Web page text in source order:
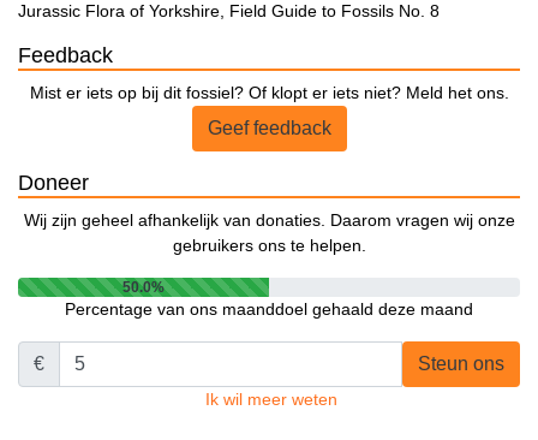
Jurassic Flora of Yorkshire, Field Guide to Fossils No. 8
Feedback
Mist er iets op bij dit fossiel? Of klopt er iets niet? Meld het ons.
Geef feedback
Doneer
Wij zijn geheel afhankelijk van donaties. Daarom vragen wij onze
gebruikers ons te helpen.
50.0%
Percentage van ons maanddoel gehaald deze maand
€ Steun ons
Ik wil meer weten